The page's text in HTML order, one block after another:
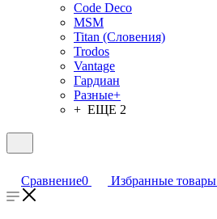
Code Deco
MSM
Titan (Словения)
Trodos
Vantage
Гардиан
Разные+
+ ЕЩЕ 2
Сравнение0 Избранные товары